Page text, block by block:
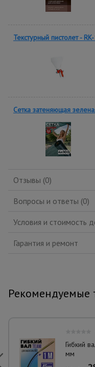
Текстурный пистолет -
Сетка затеняющая
Отзывы (0)
Вопросы и ответы (0)
Условия и стоимость
Гарантия и ремонт
Рекомендуемые
Гибкий
мм